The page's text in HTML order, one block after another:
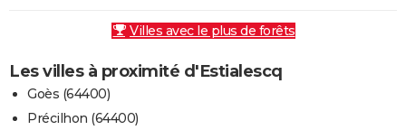
Villes avec le plus de forêts
Les villes à proximité d'Estialescq
Goès (64400)
Précilhon (64400)